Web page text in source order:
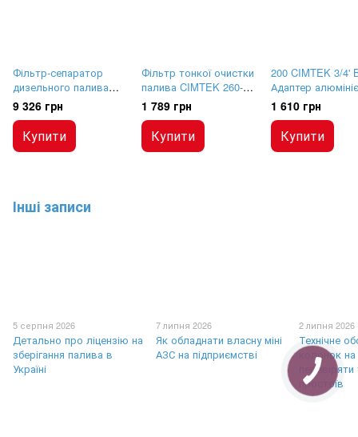
Фільтр-сепаратор
дизельного палива
FG-100BIO, 25 мікрон
9 326 грн
Купити
Фільтр тонкої очистки
палива CIMTEK 260-30,
до 65 л/хв
1 789 грн
Купити
200 CIMTEK 3/4'
Адаптер
для фільтра
1 610 грн
Купити
Інші записи
5 серпня 2026
Детально про ліцензію на
зберігання палива в
Україні
7 липня 2026
Як обладнати власну міні
АЗС на підприємстві
2 липня 2026
Технічне
колонок
простоїв